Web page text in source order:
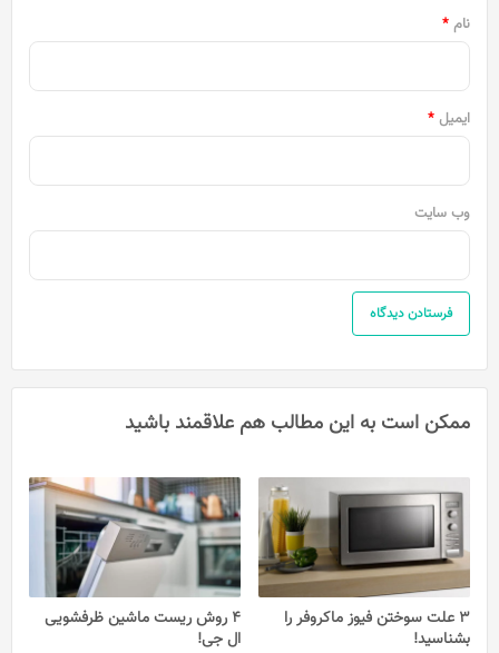
نام *
ایمیل *
وب‌ سایت
ممکن است به این مطالب هم علاقمند باشید
3 علت سوختن فیوز ماکروفر را
بشناسید!
4 روش ریست ماشین ظرفشویی
ال جی!